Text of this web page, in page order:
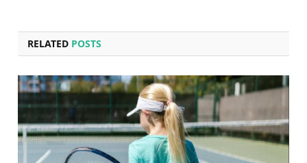
RELATED POSTS